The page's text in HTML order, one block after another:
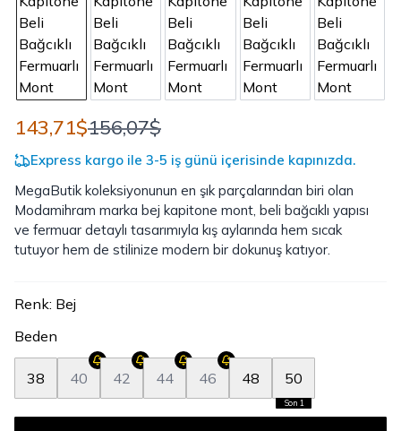
143,71$156,07$
Express kargo ile 3-5 iş günü içerisinde kapınızda.
MegaButik koleksiyonunun en şık parçalarından biri olan
Modamihram marka bej kapitone mont, beli bağcıklı yapısı
ve fermuar detaylı tasarımıyla kış aylarında hem sıcak
tutuyor hem de stilinize modern bir dokunuş katıyor.
Renk: Bej
Beden
38 40 42 44 46 48
Son 1
50